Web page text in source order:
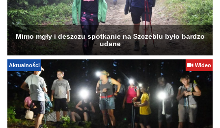
Mimo mgły i deszczu spotkanie na Szczeblu było bardzo
udane
Aktualności Wideo